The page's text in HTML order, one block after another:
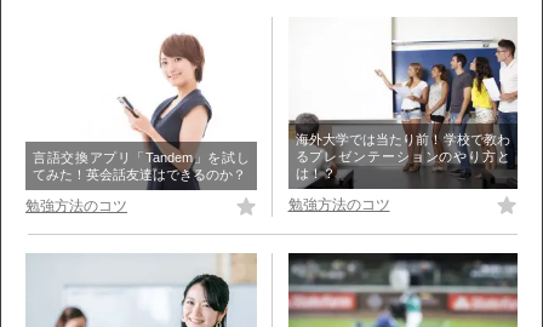
言語交換アプリ「Tandem」を試し
てみた！英会話友達はできるのか？
勉強方法のコツ
海外大学では当たり前！学校で教わ
るプレゼンテーションのやり方と
は！？
勉強方法のコツ